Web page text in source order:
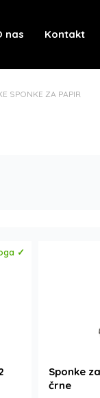
nas Kontakt
SPONKE ZA PAPIR
✓
Sponke
črne